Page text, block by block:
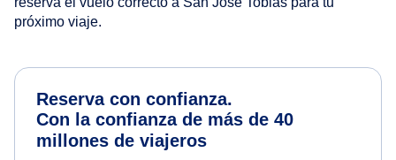
próximo viaje.
Reserva con confianza.
Con la confianza de más de 40
millones de viajeros